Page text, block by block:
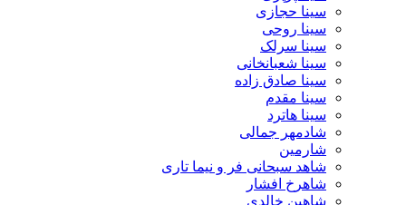
سینا حجازی
سینا روحی
سینا سرلک
سینا شعبانخانی
سینا صادق زاده
سینا مقدم
سینا هاترد
شادمهر جمالی
شارمین
شاهد سبحانی فر و نیما تاری
شاهرخ افشار
شاهین خالدی